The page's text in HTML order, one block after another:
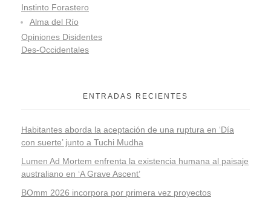
Instinto Forastero
Alma del Río
Opiniones Disidentes
Des-Occidentales
ENTRADAS RECIENTES
Habitantes aborda la aceptación de una ruptura en ‘Día
con suerte’ junto a Tuchi Mudha
Lumen Ad Mortem enfrenta la existencia humana al paisaje
australiano en ‘A Grave Ascent’
BOmm 2026 incorpora por primera vez proyectos